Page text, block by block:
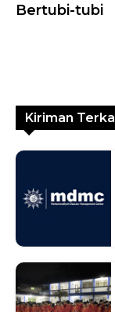
Bertubi-tubi
Kiriman